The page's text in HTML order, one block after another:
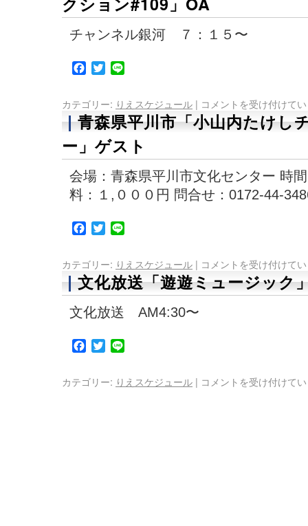
チャンネル銀河 ７：１５〜
Facebook
Twitter
カテゴリー: りえスケジュール | コメントを受け付けて
青森県平川市「小山内たけし
ー」ゲスト
会場：青森県平川市文化センター 時
料：１,０００円 問合せ：0172-44-
Facebook
Twitter
カテゴリー: りえスケジュール | コメントを受け付けて
文化放送「遊遊ミュージック
文化放送 AM4:30〜
Facebook
Twitter
カテゴリー: りえスケジュール | コメントを受け付けて